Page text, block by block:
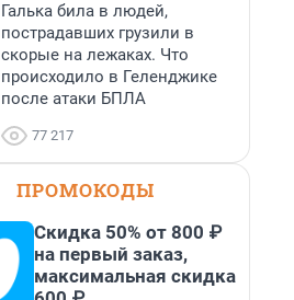
Галька била в людей,
пострадавших грузили в
скорые на лежаках. Что
происходило в Геленджике
после атаки БПЛА
77 217
ПРОМОКОДЫ
Скидка 50% от 800 ₽
на первый заказ,
максимальная скидка